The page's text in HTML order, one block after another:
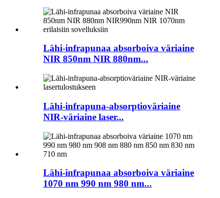
Lähi-infrapunaa absorboiva väriaine
NIR 850nm NIR 880nm...
Lähi-infrapuna-absorptioväriaine
NIR-väriaine laser...
Lähi-infrapunaa absorboiva väriaine
1070 nm 990 nm 980 nm...